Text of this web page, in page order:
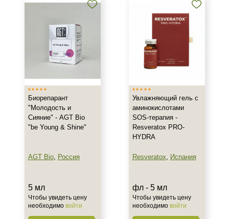
Resveratox
Венгрия
Испания
Показать еще
Тип товара
Биоревитализант
Показать еще
Класс косметики
Биорепарант
"Молодость и
Сияние" - AGT Bio
"be Young & Shine"
AGT Bio, Россия
5 мл
Чтобы увидеть цену
необходимо войти
Увлажняющий гель с
аминокислотами
SOS-терапия -
Resveratox PRO-
HYDRA
Resveratox, Испания
фл - 5 мл
Чтобы увидеть цену
необходимо войти